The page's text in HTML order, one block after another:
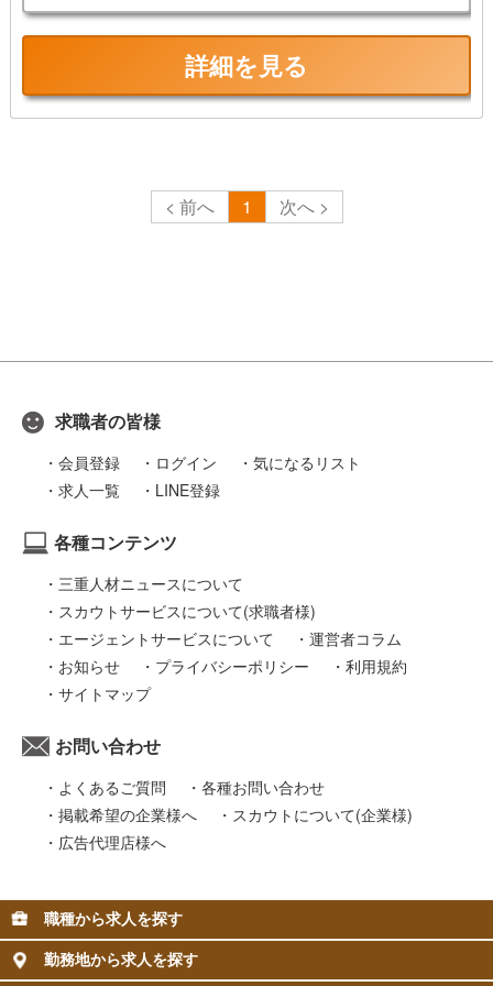
詳細を見る
前 1 次
求職者の皆様
会員登録 ログイン
気になるリスト
求人一覧
LINE登録
各種コンテンツ
三重人材ニュースについて
スカウトサービスについて(求職者様)
エージェントサービスについて
運営者コラム
お知らせ
プライバシーポリシー
利用規約
サイトマップ
お問い合わせ
よくあるご質問
各種お問い合わせ
掲載希望の企業様へ
スカウトについて(企業様)
広告代理店様へ
職種から求人を探す
勤務地から求人を探す